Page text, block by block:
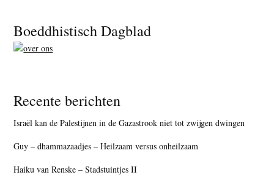
Footer
Boeddhistisch Dagblad
Recente berichten
Israël kan de Palestijnen in de Gazastrook niet tot zwijgen dwingen
Guy – dhammazaadjes – Heilzaam versus onheilzaam
Haiku van Renske – Stadstuintjes II